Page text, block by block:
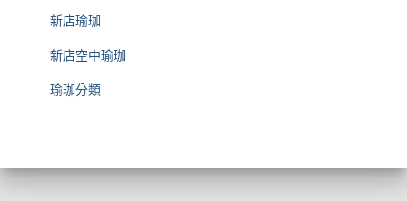
新店瑜珈
新店空中瑜珈
瑜珈分類